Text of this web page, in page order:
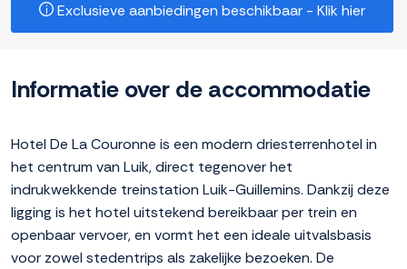
Exclusieve aanbiedingen beschikbaar - Klik hier
Informatie over de accommodatie
Hotel De La Couronne is een modern driesterrenhotel in
het centrum van Luik, direct tegenover het
indrukwekkende treinstation Luik-Guillemins. Dankzij deze
ligging is het hotel uitstekend bereikbaar per trein en
openbaar vervoer, en vormt het een ideale uitvalsbasis
voor zowel stedentrips als zakelijke bezoeken. De